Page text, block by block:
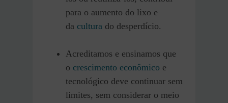
para o aumento do lixo e
da cultura do desperdício.
Acreditamos e ensinamos que
o crescimento econômico e
tecnológico deve continuar sem
limites, sem considerar o meio